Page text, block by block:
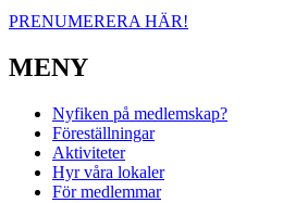
PRENUMERERA HÄR!
MENY
Nyfiken på medlemskap?
Föreställningar
Aktiviteter
Hyr våra lokaler
För medlemmar